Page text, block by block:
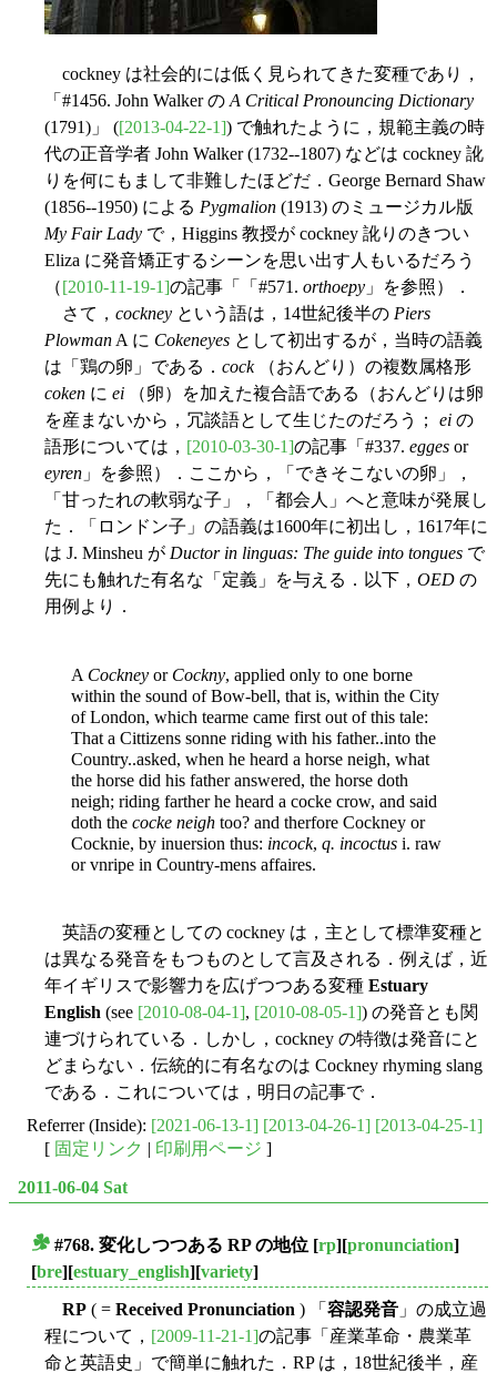
cockney は社会的には低く見られてきた変種であり，
「#1456. John Walker のA Critical Pronouncing Dictionary
(1791)」 ([2013-04-22-1]) で触れたように，規範主義の時
代の正音学者 John Walker (1732--1807) などは cockney 訛
りを何にもまして非難したほどだ．George Bernard Shaw
(1856--1950) による Pygmalion (1913) のミュージカル版
My Fair Lady で，Higgins 教授が cockney 訛りのきつい
Eliza に発音矯正するシーンを思い出す人もいるだろう
（[2010-11-19-1]の記事「「#571. orthoepy 」を参照）．
さて， cockney という語は，14世紀後半の Piers
PlowmanA に Cokeneyes として初出するが，当時の語義
は「鶏の卵」である． cock（おんどり）の複数属格形
coken に ei （卵）を加えた複合語である（おんどりは卵
を産まないから，冗談語として生じたのだろう； ei の
語形については， [2010-03-30-1]の記事「#337. egges or
eyren 」を参照）．ここから，「できそこないの卵」，
「甘ったれの軟弱な子」，「都会人」へと意味が発展し
た．「ロンドン子」の語義は1600年に初出し，1617年に
は J. Minsheu が Ductor in linguas: The guide into tongues で
先にも触れた有名な「定義」を与える．以下， OED の
用例より．
A Cockney or Cockny, applied only to one borne
within the sound of Bow-bell, that is, within the City
of London, which tearme came first out of this tale:
That a Cittizens sonne riding with his father..into the
Country..asked, when he heard a horse neigh, what
the horse did his father answered, the horse doth
neigh; riding farther he heard a cocke crow, and said
doth the cocke neigh too? and therfore Cockney or
Cocknie, by inuersion thus: incock, q. incoctus i. raw
or vnripe in Country-mens affaires.
英語の変種としての cockney は，主として標準変種と
は異なる発音をもつものとして言及される．例えば，近
年イギリスで影響力を広げつつある変種 Estuary
English (see [2010-08-04-1], [2010-08-05-1]) の発音とも関
連づけられている．しかし，cockney の特徴は発音にと
どまらない．伝統的に有名なのは Cockney rhyming slang
である．これについては，明日の記事で．
Referrer (Inside): [2021-06-13-1] [2013-04-26-1] [2013-04-25-1]
[ 固定リンク | 印刷用ページ ]
2011-06-04 Sat
#768. 変化しつつある RP の地位 [rp][pronunciation]
[bre][estuary_english][variety]
RP ( = Received Pronunciation ) 「 容認発音 」の成立過
程について， [2009-11-21-1]の記事「産業革命・農業革
命と英語史」で簡単に触れた．RP は，18世紀後半，産